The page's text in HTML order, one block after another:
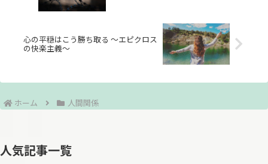
心の平穏はこう勝ち取る ～エピクロス
の快楽主義～
ホーム 人間関係
人気記事一覧